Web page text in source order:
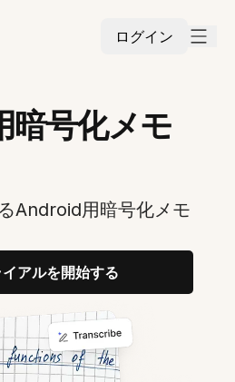
ログイン
暗号化メモ
Android用暗号化メモ
アルを開始する